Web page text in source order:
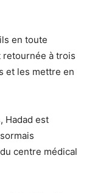
en toute
retournée à trois
et les mettre en
Hadad est
centre médical